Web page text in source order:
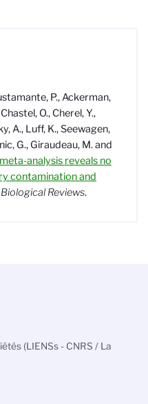
P., Ackerman,
O., Cherel, Y.,
A., Luff, K., Seewagen,
G., Giraudeau, M. and
analysis reveals no
contamination and
Biological Reviews.
(LIENSs - CNRS / La